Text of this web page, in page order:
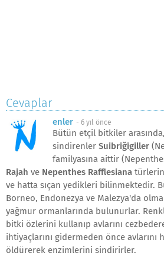
Cevaplar
enler - 6 yıl önce
Bütün etçil bitkiler
sindirenler Suibriğigiller
familyasına aittir (Nepenthes
Rajah ve Nepenthes Rafflesiana
ve hatta sıçan yedikleri bilinmektedir.
Borneo, Endonezya ve Malezya'da
yağmur ormanlarında bulunurlar.
bitki özlerini kullanıp avlarını
ihtiyaçlarını gidermeden önce avlarını
öldürerek enzimlerini sindirirler.